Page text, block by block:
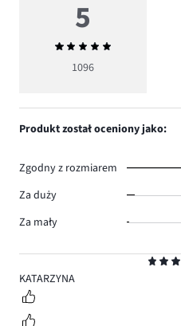
5
KATARZYNA
5
Średnia
ocena
1096
Produkt został oceniony jako:
Zgodny z rozmiarem
Za duży
Za mały